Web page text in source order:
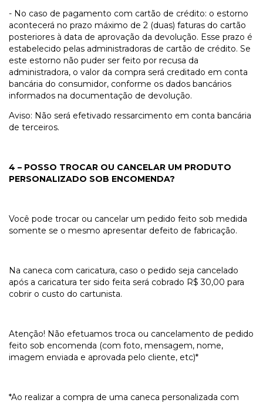
- No caso de pagamento com cartão de crédito: o estorno
acontecerá no prazo máximo de 2 (duas) faturas do cartão
posteriores à data de aprovação da devolução. Esse prazo é
estabelecido pelas administradoras de cartão de crédito. Se
este estorno não puder ser feito por recusa da
administradora, o valor da compra será creditado em conta
bancária do consumidor, conforme os dados bancários
informados na documentação de devolução.
Aviso: Não será efetivado ressarcimento em conta bancária
de terceiros.
4 – POSSO TROCAR OU CANCELAR UM PRODUTO
PERSONALIZADO SOB ENCOMENDA?
Você pode trocar ou cancelar um pedido feito sob medida
somente se o mesmo apresentar defeito de fabricação.
Na caneca com caricatura, caso o pedido seja cancelado
após a caricatura ter sido feita será cobrado R$ 30,00 para
cobrir o custo do cartunista.
Atenção! Não efetuamos troca ou cancelamento de pedido
feito sob encomenda (com foto, mensagem, nome,
imagem enviada e aprovada pelo cliente, etc)*
*Ao realizar a compra de uma caneca personalizada com